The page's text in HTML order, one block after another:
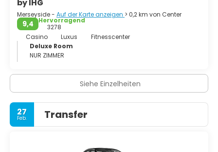
by IHG
Merseyside - Auf der Karte anzeigen > 0,2 km von Center
9,4
Hervorragend
3278
Casino
Luxus
Fitnesscenter
Deluxe Room
NUR ZIMMER
Siehe Einzelheiten
27
Feb. Transfer